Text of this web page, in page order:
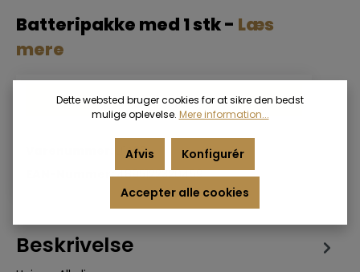
Batteripakke med 1 stk - Læs
mere
Login for priser
U1A23
EAN-Nummer:4895122320459
Beskrivelse
Dette websted bruger cookies for at sikre den bedst
mulige oplevelse. Mere information...
Afvis Konfigurér
Accepter alle cookies